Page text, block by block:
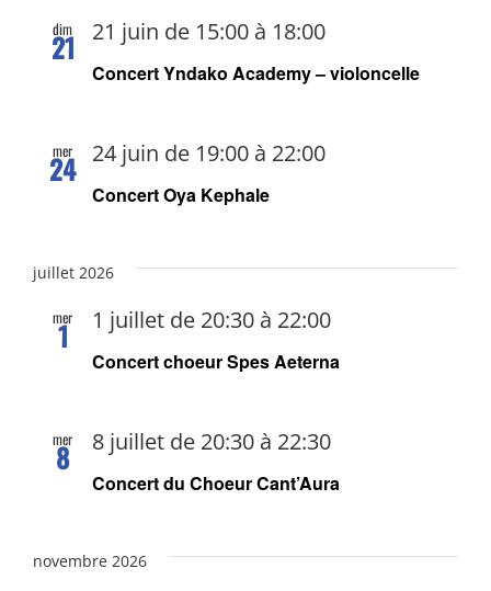
dim
21
Concert Yndako Academy – violoncelle
21 juin de 15:00 à 18:00
mer
24
Concert Oya Kephale
24 juin de 19:00 à 22:00
juillet 2026
mer
1
Concert choeur Spes Aeterna
1 juillet de 20:30 à 22:00
mer
8
Concert du Choeur Cant’Aura
8 juillet de 20:30 à 22:30
novembre 2026